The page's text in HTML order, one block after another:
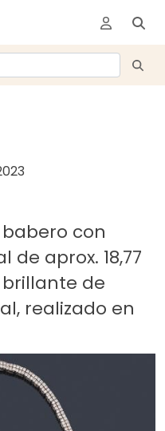
babero con
aprox. 18,77
de
realizado en